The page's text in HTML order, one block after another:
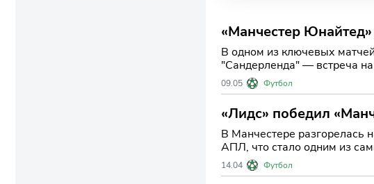
«Манчестер
В одном из ключевых
"Сандерленда" — встреча
места в Лиге чемпионо
09.05 Футбол
«Лидс» победил
В Манчестере разгорелась
АПЛ, что стало одним из
но и сделали это
14.04 Футбол